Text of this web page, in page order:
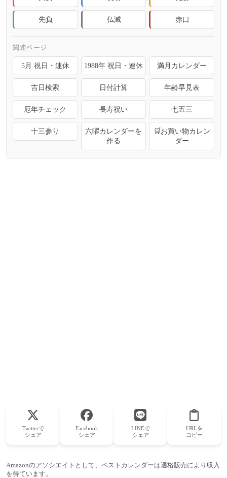
先負 仏滅 赤口
関連ページ
5月 祝日・連休 1988年 祝日・連休 満月カレンダー
吉日検索 日付計算 年齢早見表
厄年チェック 長寿祝い 七五三
十三参り
六曜カレンダーを
作る
🛒お買い物カレン
ダー
Twitterで
シェア
Facebook
シェア
LINEで
シェア
URLを
コピー
Amazonのアソシエイトとして、ベストカレンダーは適格販売により収入
を得ています。